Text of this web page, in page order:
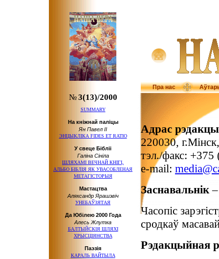
Пра нас
№3(13)/2000
SUMMARY
На кніжнай паліцы
Ян Павел ІІ
ЭНЦЫКЛІКА FIDES ET RATIO
У свеце Бібліі
Галіна Сініла
ШЛЯХАМІ ВЕЧНАЙ КНІГІ,
АЛЬБО БІБЛІЯ ЯК УВАСОБЛЕНАЯ
МЕТАГІСТОРЫЯ
Мастацтва
Аляксандр Ярашэвіч
УНЕБАЎЗЯТАЯ
Да Юбілею 2000 Года
Алесь Жлутка
БАЛТЫЙСКІЯ ШЛЯХІ
ХРЫСЦІЯНСТВА
Паэзія
КАРАЛЬ ВАЙТЫЛА
Адрас
220030,
тэл./факс:
e-mail:
Заснавальнік
Часопіс
сродкаў
Рэдакцыйная